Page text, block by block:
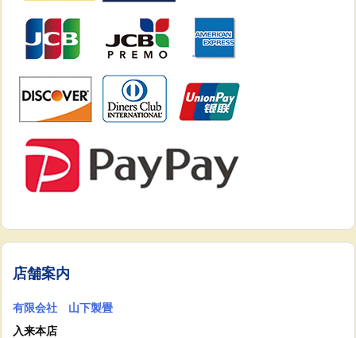
店舗案内
有限会社 山下製畳
入来本店